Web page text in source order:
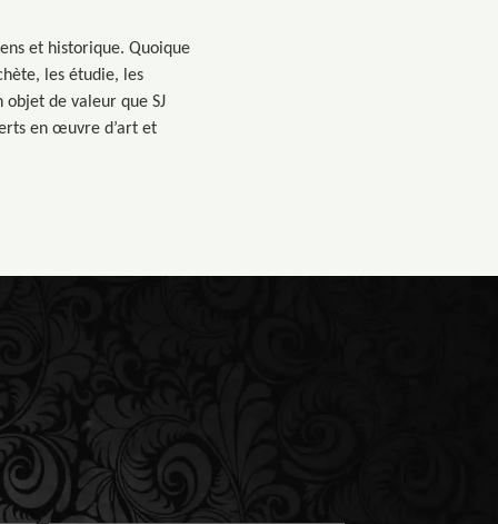
et historique. Quoique
les étudie, les
de valeur que SJ
en œuvre d’art et